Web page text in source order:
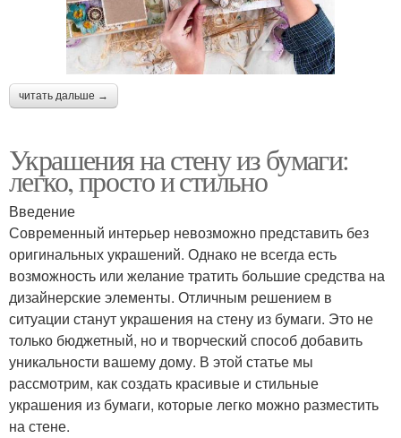
читать дальше →
Украшения на стену из бумаги:
легко, просто и стильно
Введение
Современный интерьер невозможно представить без
оригинальных украшений. Однако не всегда есть
возможность или желание тратить большие средства на
дизайнерские элементы. Отличным решением в
ситуации станут украшения на стену из бумаги. Это не
только бюджетный, но и творческий способ добавить
уникальности вашему дому. В этой статье мы
рассмотрим, как создать красивые и стильные
украшения из бумаги, которые легко можно разместить
на стене.